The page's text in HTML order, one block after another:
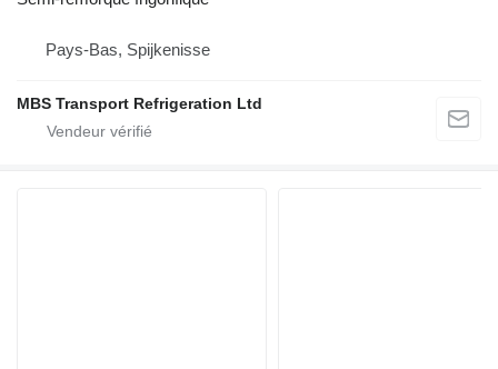
Pays-Bas, Spijkenisse
MBS Transport Refrigeration Ltd